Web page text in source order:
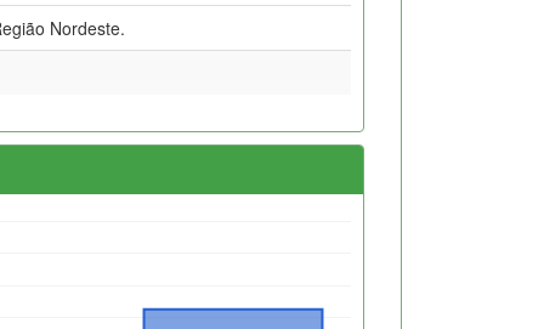
Nordeste.